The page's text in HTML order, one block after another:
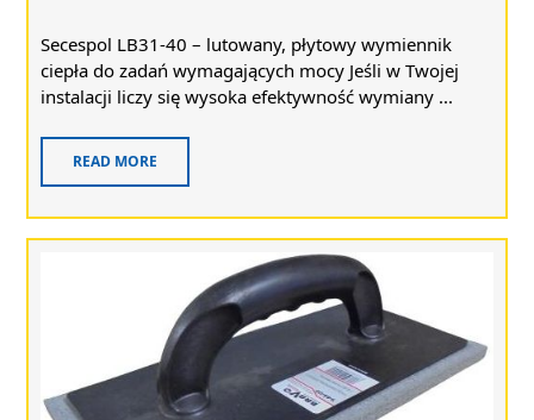
Secespol LB31-40 – lutowany, płytowy wymiennik
ciepła do zadań wymagających mocy Jeśli w Twojej
instalacji liczy się wysoka efektywność wymiany ...
READ MORE